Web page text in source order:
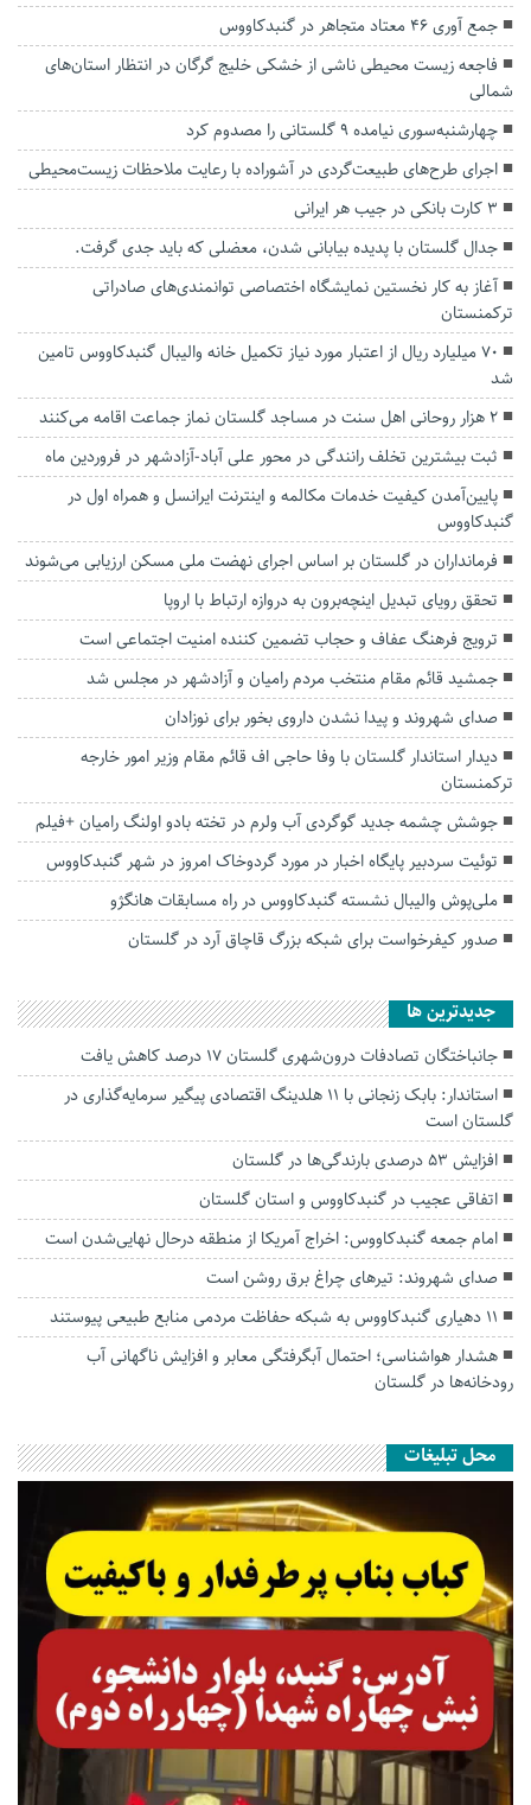
جمع آوری 46 معتاد متجاهر در گنبدكاووس
فاجعه زیست محیطی ناشی از خشکی خلیج گرگان در انتظار استان‌های
شمالی
چهارشنبه‌سوری نیامده ۹ گلستانی را مصدوم کرد
اجرای طرح‌های طبیعت‌گردی در آشوراده با رعایت ملاحظات زیست‌محیطی
۳ کارت بانکی در جیب هر ایرانی
جدال گلستان با پدیده بیابانی‌ شدن، معضلی که باید جدی گرفت.
آغاز به کار نخستین نمایشگاه اختصاصی توانمندی‌های صادراتی
ترکمنستان
۷۰ میلیارد ریال از اعتبار مورد نیاز تکمیل خانه والیبال گنبدکاووس تامین
شد
۲ هزار روحانی اهل سنت در مساجد گلستان نماز جماعت اقامه می‌کنند
ثبت بیشترین تخلف رانندگی در محور علی آباد-آزادشهر در فروردین ماه
پایین‌آمدن کیفیت خدمات مکالمه و اینترنت ایرانسل و همراه اول در
گنبدکاووس
فرمانداران در گلستان بر اساس اجرای نهضت ملی مسکن ارزیابی می‌شوند
تحقق رویای تبدیل اینچه‌برون به دروازه ارتباط با اروپا
ترویج فرهنگ عفاف و حجاب تضمین کننده امنیت اجتماعی است
جمشید قائم مقام منتخب مردم رامیان و آزادشهر در مجلس شد
صدای شهروند و پیدا نشدن داروی بخور برای نوزادان
دیدار استاندار گلستان با وفا حاجی اف قائم مقام وزیر امور خارجه
ترکمنستان
جوشش چشمه جدید گوگردی آب ولرم در تخته بادو اولنگ رامیان +فیلم
توئیت سردبیر پایگاه اخبار در مورد گردوخاک امروز در شهر گنبدکاووس
ملی‌پوش والیبال نشسته گنبدکاووس در راه مسابقات هانگژو
صدور کیفرخواست برای شبکه بزرگ قاچاق آرد در گلستان
جديدترين ها
جانباختگان تصادفات درون‌شهری گلستان ۱۷ درصد کاهش یافت
استاندار: بابک زنجانی با ۱۱ هلدینگ اقتصادی پیگیر سرمایه‌گذاری در
گلستان است
افزایش ۵۳ درصدی بارندگی‌ها در گلستان
اتفاقی عجیب در‌ گنبدکاووس و استان گلستان
امام جمعه گنبدکاووس: اخراج آمریکا از منطقه درحال نهایی‌شدن است
صدای شهروند: تیرهای چراغ برق روشن است
۱۱ دهیاری گنبدکاووس به شبکه حفاظت مردمی منابع طبیعی پیوستند
هشدار هواشناسی؛ احتمال آبگرفتگی معابر و افزایش ناگهانی آب
رودخانه‌ها در گلستان
محل تبلیغات